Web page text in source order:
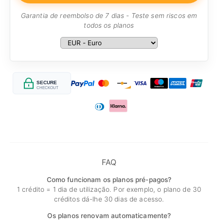
Garantia de reembolso de 7 dias - Teste sem riscos em
todos os planos
SECURE
CHECKOUT
FAQ
Como funcionam os planos pré-pagos?
1 crédito = 1 dia de utilização. Por exemplo, o plano de 30
créditos dá-lhe 30 dias de acesso.
Os planos renovam automaticamente?